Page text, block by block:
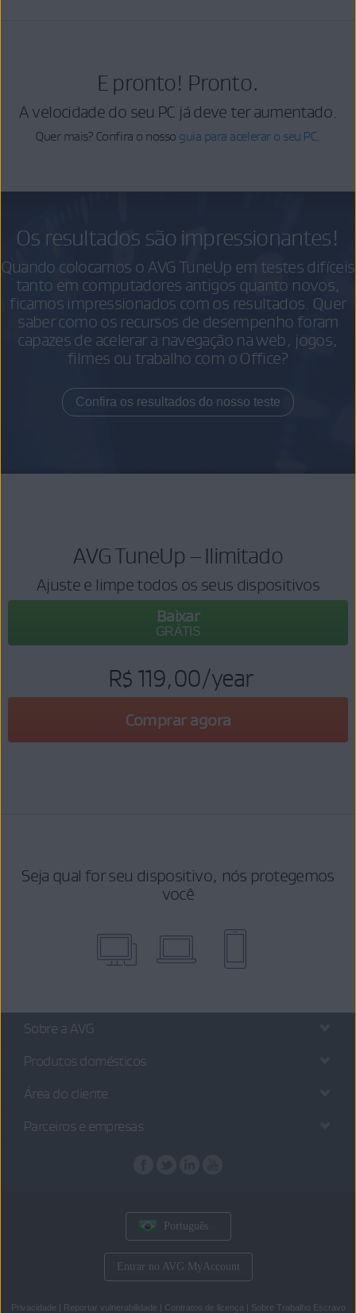
E pronto! Pronto.
A velocidade do seu PC já deve ter aumentado.
Quer mais? Confira o nosso guia para acelerar o seu PC
Os resultados são impressionantes!
Quando colocamos o AVG TuneUp em testes difíceis
tanto em computadores antigos quanto novos,
ficamos impressionados com os resultados. Quer
saber como os recursos de desempenho foram
capazes de acelerar a navegação na web, jogos,
filmes ou trabalho com o Office?
Confira os resultados do nosso teste
AVG TuneUp – Ilimitado
Ajuste e limpe todos os seus dispositivos
Baixar
GRÁTIS
R$ 119,00/year
Comprar agora
Seja qual for seu dispositivo, nós protegemos
você
Sobre a AVG
Produtos domésticos
Área do cliente
Parceiros e empresas
Português
Entrar no AVG MyAccount
Privacidade Reportar vulnerabilidade Contratos de licença Sobre Trabalho Escravo